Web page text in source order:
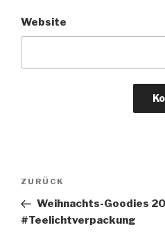
Website
Beitragsnavigation
Vorheriger
Beitrag
ZURÜCK
Weihnachts-Goodies
#Teelichtverpackung